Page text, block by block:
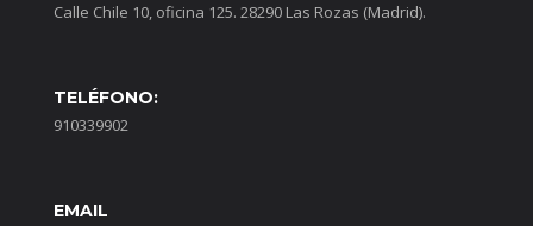
Calle Chile 10, oficina 125. 28290 Las Rozas (Madrid).
TELÉFONO:
910339902
EMAIL